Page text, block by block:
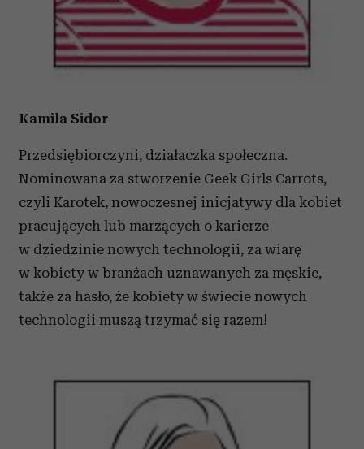
Kamila Sidor
Przedsiębiorczyni, działaczka społeczna.
Nominowana za stworzenie Geek Girls Carrots,
czyli Karotek, nowoczesnej inicjatywy dla kobiet
pracujących lub marzących o karierze
w dziedzinie nowych technologii, za wiarę
w kobiety w branżach uznawanych za męskie,
także za hasło, że kobiety w świecie nowych
technologii muszą trzymać się razem!